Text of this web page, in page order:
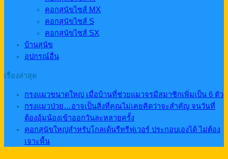
คอกสุนัขไซส์ MX
คอกสุนัขไซส์ S
คอกสุนัขไซส์ SX
บ้านสุนัข
อุปกรณ์อื่น
เรื่องล่าสุด
กรงแมวขนาดใหญ่ เมื่อบ้านที่ช่วยแมวจรมีสมาชิกเพิ่มเป็น 6 ตัว
กรงแมวป่วย…อาจเป็นสิ่งที่คุณไม่เคยคิดว่าจะสำคัญ จนวันที่
ต้องอุ้มน้องเข้าออกวันละหลายครั้ง
คอกสุนัขใหญ่สำหรับโกลเด้นรีทรีฟเวอร์ ประกอบเองได้ ไม่ต้อง
เจาะพื้น